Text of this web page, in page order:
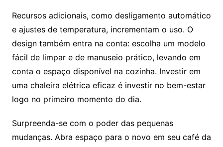
Recursos adicionais, como desligamento automático
e ajustes de temperatura, incrementam o uso. O
design também entra na conta: escolha um modelo
fácil de limpar e de manuseio prático, levando em
conta o espaço disponível na cozinha. Investir em
uma chaleira elétrica eficaz é investir no bem-estar
logo no primeiro momento do dia.
Surpreenda-se com o poder das pequenas
mudanças. Abra espaço para o novo em seu café da